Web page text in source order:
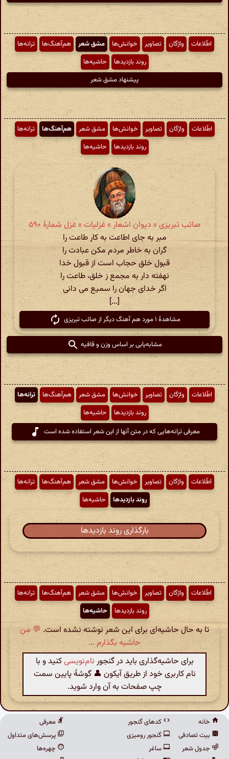
اطّلاعات واژگان تصاویر خوانش‌ها مشق شعر هم‌آهنگ‌ها
ترانه‌ها
روند بازدیدها
حاشیه‌ها
پیشنهاد مشق شعر
اطّلاعات واژگان تصاویر خوانش‌ها مشق شعر هم‌آهنگ‌ها
ترانه‌ها
روند بازدیدها
حاشیه‌ها
صائب تبریزی » دیوان اشعار » غزلیات » غزل شمارهٔ ۵۹۰
مبر به جای اطاعت به کار طاعت را
گران به خاطر مردم مکن عبادت را
قبول خلق حجاب است از قبول خدا
نهفته دار به مجمع ز خلق، طاعت را
اگر خدای جهان را سمیع می دانی
[...]
مشاهدهٔ ۱ مورد هم آهنگ دیگر از صائب تبریزی
مشابه‌یابی بر اساس وزن و قافیه
اطّلاعات واژگان تصاویر خوانش‌ها مشق شعر هم‌آهنگ‌ها
ترانه‌ها
روند بازدیدها
حاشیه‌ها
معرفی ترانه‌هایی که در متن آنها از این شعر استفاده شده است
اطّلاعات واژگان تصاویر خوانش‌ها مشق شعر هم‌آهنگ‌ها
ترانه‌ها
روند بازدیدها
حاشیه‌ها
بارگذاری روند بازدیدها
اطّلاعات واژگان تصاویر خوانش‌ها مشق شعر هم‌آهنگ‌ها
ترانه‌ها
روند بازدیدها
حاشیه‌ها
تا به حال حاشیه‌ای برای این شعر نوشته نشده است. 💬 من
حاشیه بگذارم ...
برای حاشیه‌گذاری باید در گنجور نام‌نویسیکنید و با
نام کاربری خود از طریق آیکون 👤 گوشهٔ پایین سمت
چپ صفحات به آن وارد شوید.
خانه
بیت تصادفی
جدول شعر
کدهای گنجور
گنجور رومیزی
ساغر
معرفی
پرسش‌های متداول
چهره‌ها